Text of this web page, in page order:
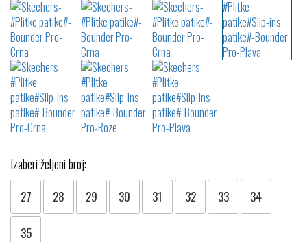
Izaberi željeni broj:
27 28 29 30 31 32 33 34
35